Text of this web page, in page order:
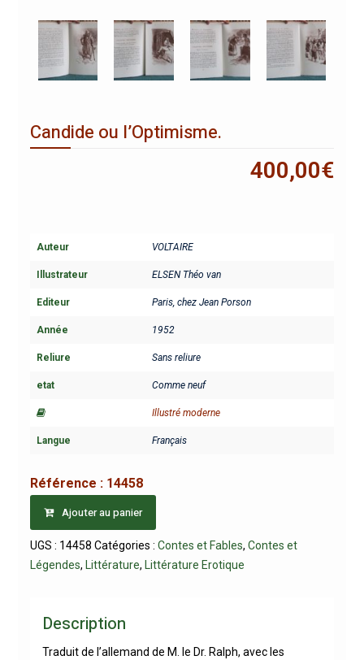
Candide ou l’Optimisme.
400,00€
Auteur VOLTAIRE
Illustrateur ELSEN Théo van
Editeur Paris, chez Jean Porson
Année 1952
Reliure Sans reliure
etat Comme neuf
Illustré moderne
Langue Français
Référence : 14458
Ajouter au panier
UGS : 14458 Catégories : Contes et Fables, Contes et
Légendes, Littérature, Littérature Erotique
Description
Traduit de l’allemand de M. le Dr. Ralph, avec les